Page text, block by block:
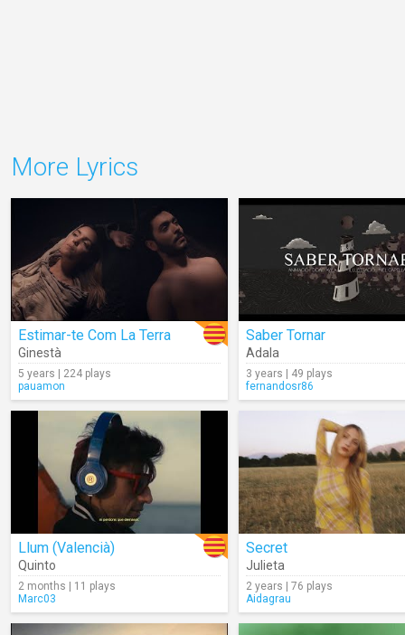
More Lyrics
Estimar-te Com La Terra
Ginestà
5 years | 224 plays
pauamon
Saber Tornar
Adala
3 years | 49 plays
fernandosr86
Llum (Valencià)
Quinto
2 months | 11 plays
Marc03
Secret
Julieta
2 years | 76 plays
Aidagrau